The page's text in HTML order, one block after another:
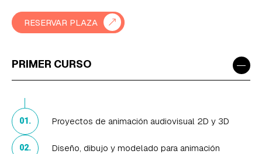
RESERVAR PLAZA
PRIMER CURSO −
01. Proyectos de animación audiovisual 2D y 3D
02. Diseño, dibujo y modelado para animación